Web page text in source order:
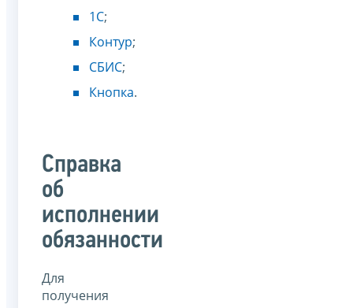
1С;
Контур;
СБИС;
Кнопка.
Справка
об
исполнении
обязанности
Для
получения